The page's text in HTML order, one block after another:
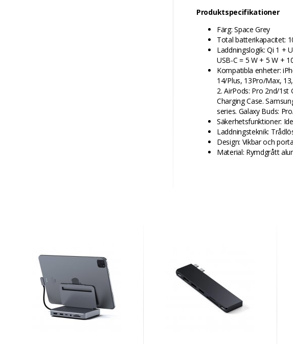
Produktspecifikationer
Färg: Space Grey
Total batterikapacitet:
Laddningslogik: Qi 1 +
USB-C = 5 W + 5 W +
Kompatibla enheter:
14/Plus, 13Pro/Max,
2. AirPods: Pro 2nd/1st
Charging Case.
series. Galaxy Buds:
Säkerhetsfunktioner:
Laddningsteknik:
Design: Vikbar och
Material: Rymdgrått